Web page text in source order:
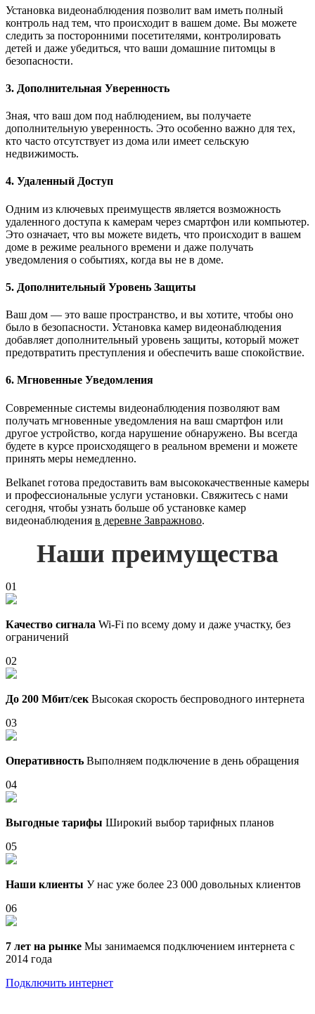
Установка видеонаблюдения позволит вам иметь полный
контроль над тем, что происходит в вашем доме. Вы можете
следить за посторонними посетителями, контролировать
детей и даже убедиться, что ваши домашние питомцы в
безопасности.
3. Дополнительная Уверенность
Зная, что ваш дом под наблюдением, вы получаете
дополнительную уверенность. Это особенно важно для тех,
кто часто отсутствует из дома или имеет сельскую
недвижимость.
4. Удаленный Доступ
Одним из ключевых преимуществ является возможность
удаленного доступа к камерам через смартфон или компьютер.
Это означает, что вы можете видеть, что происходит в вашем
доме в режиме реального времени и даже получать
уведомления о событиях, когда вы не в доме.
5. Дополнительный Уровень Защиты
Ваш дом — это ваше пространство, и вы хотите, чтобы оно
было в безопасности. Установка камер видеонаблюдения
добавляет дополнительный уровень защиты, который может
предотвратить преступления и обеспечить ваше спокойствие.
6. Мгновенные Уведомления
Современные системы видеонаблюдения позволяют вам
получать мгновенные уведомления на ваш смартфон или
другое устройство, когда нарушение обнаружено. Вы всегда
будете в курсе происходящего в реальном времени и можете
принять меры немедленно.
Belkanet готова предоставить вам высококачественные камеры
и профессиональные услуги установки. Свяжитесь с нами
сегодня, чтобы узнать больше об установке камер
видеонаблюдения в деревне Завражново.
Наши преимущества
01
Качество сигнала Wi-Fi по всему дому и даже участку, без
ограничений
02
До 200 Мбит/сек Высокая скорость беспроводного интернета
03
Оперативность Выполняем подключение в день обращения
04
Выгодные тарифы Широкий выбор тарифных планов
05
Наши клиенты У нас уже более 23 000 довольных клиентов
06
7 лет на рынке Мы занимаемся подключением интернета с
2014 года
Подключить интернет